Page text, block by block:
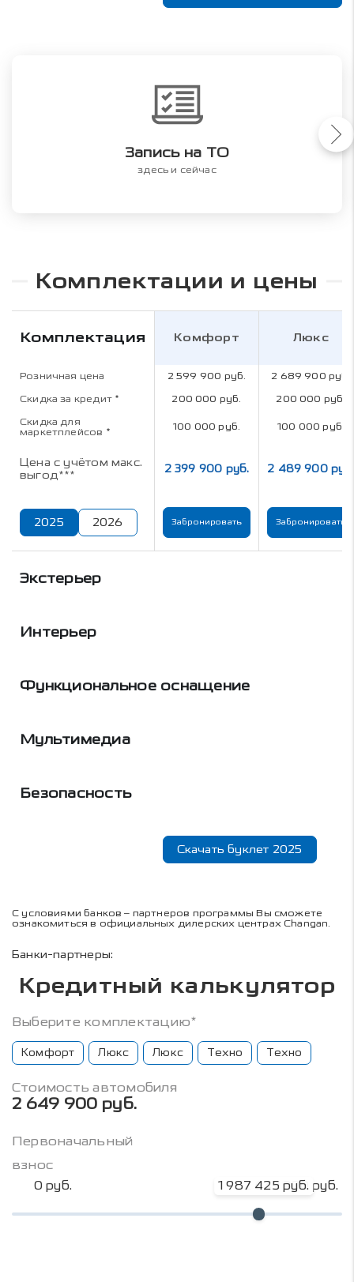
Запись на ТО
здесь и сейчас
Комплектации и цены
Комплектация Комфорт Люкс
Розничная цена 2 599 900 руб. 2 689 900 руб.
Скидка за кредит * 200 000 руб. 200 000 руб.
Скидка для
маркетплейсов * 100 000 руб. 100 000 руб.
Цена с учётом макс.
выгод***
2 399 900 руб. 2 489 900 руб.
2025 2026 Забронировать Забронировать
Экстерьер
Интерьер
Функциональное оснащение
Мультимедиа
Безопасность
Скачать буклет 2025
С условиями банков – партнеров программы Вы сможете
ознакомиться в официальных дилерских центрах Changan.
Банки-партнеры:
Кредитный калькулятор
Выберите комплектацию*
Комфорт Люкс Люкс Техно Техно
Стоимость автомобиля
2 649 900 руб.
Первоначальный
взнос
0 руб. 1 987 425 руб.
2 649 900 руб.